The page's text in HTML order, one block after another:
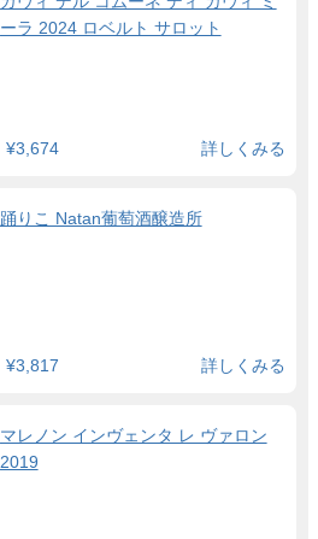
ーラ 2024 ロベルト サロット
¥3,674 詳しくみる
踊りこ Natan葡萄酒醸造所
¥3,817 詳しくみる
マレノン インヴェンタ レ ヴァロン
2019